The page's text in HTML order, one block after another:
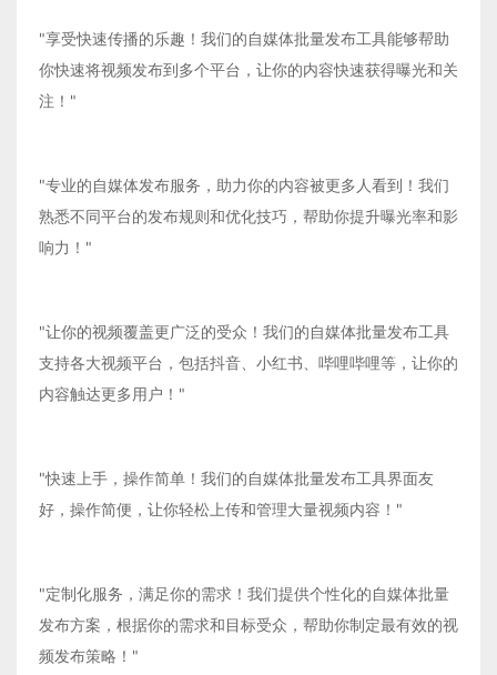
"享受快速传播的乐趣！我们的自媒体批量发布工具能够帮助
你快速将视频发布到多个平台，让你的内容快速获得曝光和关
注！"
"专业的自媒体发布服务，助力你的内容被更多人看到！我们
熟悉不同平台的发布规则和优化技巧，帮助你提升曝光率和影
响力！"
"让你的视频覆盖更广泛的受众！我们的自媒体批量发布工具
支持各大视频平台，包括抖音、小红书、哔哩哔哩等，让你的
内容触达更多用户！"
"快速上手，操作简单！我们的自媒体批量发布工具界面友
好，操作简便，让你轻松上传和管理大量视频内容！"
"定制化服务，满足你的需求！我们提供个性化的自媒体批量
发布方案，根据你的需求和目标受众，帮助你制定最有效的视
频发布策略！"